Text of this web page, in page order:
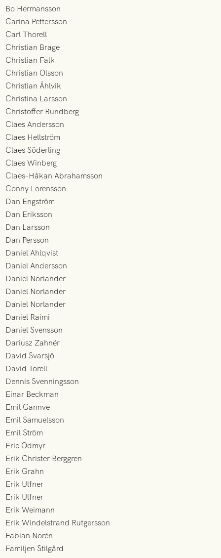
Bo Hermansson
Carina Pettersson
Carl Thorell
Christian Brage
Christian Falk
Christian Olsson
Christian Ählvik
Christina Larsson
Christoffer Rundberg
Claes Andersson
Claes Hellström
Claes Söderling
Claes Winberg
Claes-Håkan Abrahamsson
Conny Lorensson
Dan Engström
Dan Eriksson
Dan Larsson
Dan Persson
Daniel Ahlqvist
Daniel Andersson
Daniel Norlander
Daniel Norlander
Daniel Norlander
Daniel Raimi
Daniel Svensson
Dariusz Zahnér
David Svarsjö
David Torell
Dennis Svenningsson
Einar Beckman
Emil Gannve
Emil Samuelsson
Emil Ström
Eric Odmyr
Erik Christer Berggren
Erik Grahn
Erik Ulfner
Erik Ulfner
Erik Weimann
Erik Windelstrand Rutgersson
Fabian Norén
Familjen Stilgård